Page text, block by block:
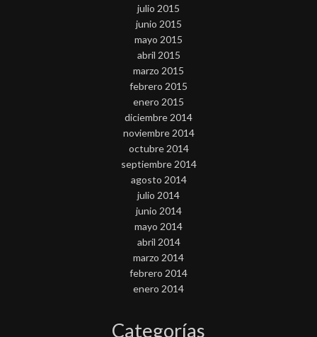
julio 2015
junio 2015
mayo 2015
abril 2015
marzo 2015
febrero 2015
enero 2015
diciembre 2014
noviembre 2014
octubre 2014
septiembre 2014
agosto 2014
julio 2014
junio 2014
mayo 2014
abril 2014
marzo 2014
febrero 2014
enero 2014
Categorías